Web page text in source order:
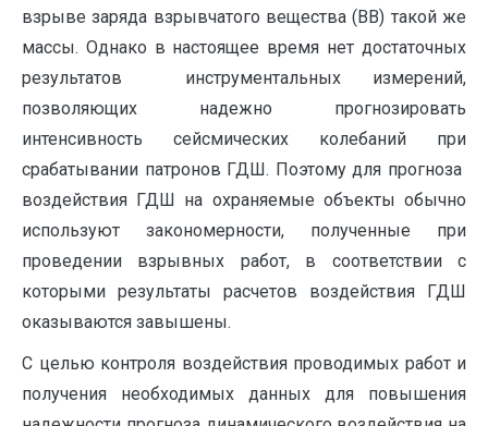
взрыве заряда взрывчатого вещества (ВВ) такой же
массы. Однако в настоящее время нет достаточных
результатов инструментальных измерений,
позволяющих надежно прогнозировать
интенсивность сейсмических колебаний при
срабатывании патронов ГДШ. Поэтому для прогноза
воздействия ГДШ на охраняемые объекты обычно
используют закономерности, полученные при
проведении взрывных работ, в соответствии с
которыми результаты расчетов воздействия ГДШ
оказываются завышены.
С целью контроля воздействия проводимых работ и
получения необходимых данных для повышения